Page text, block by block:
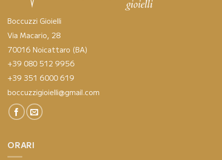
Boccuzzi Gioielli
Via Macario, 28
70016 Noicattaro (BA)
+39 080 512 9956
+39 351 6000 619
boccuzzigioielli@gmail.com
ORARI